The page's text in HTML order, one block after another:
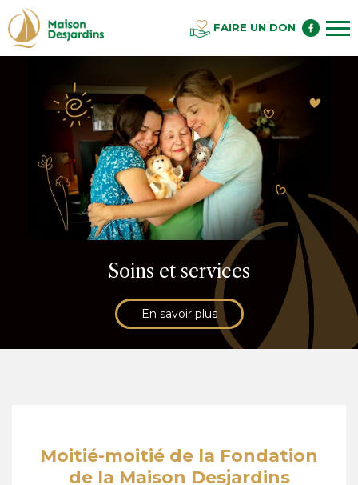
FAIRE UN DON
Soins et services
En savoir plus
Moitié-moitié de la Fondation
de la Maison Desjardins